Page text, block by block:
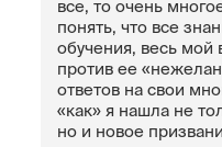
все, то очень
понять, что все
обучения, весь мой
против ее
ответов на свои
«как» я нашла не
но и новое